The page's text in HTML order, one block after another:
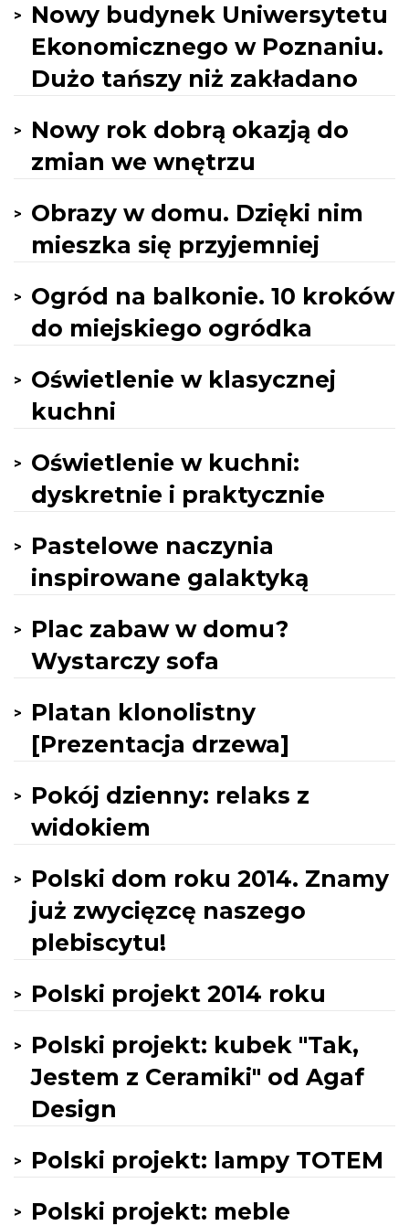
Nowy budynek Uniwersytetu
Ekonomicznego w Poznaniu.
Dużo tańszy niż zakładano
Nowy rok dobrą okazją do
zmian we wnętrzu
Obrazy w domu. Dzięki nim
mieszka się przyjemniej
Ogród na balkonie. 10 kroków
do miejskiego ogródka
Oświetlenie w klasycznej
kuchni
Oświetlenie w kuchni:
dyskretnie i praktycznie
Pastelowe naczynia
inspirowane galaktyką
Plac zabaw w domu?
Wystarczy sofa
Platan klonolistny
[Prezentacja drzewa]
Pokój dzienny: relaks z
widokiem
Polski dom roku 2014. Znamy
już zwycięzcę naszego
plebiscytu!
Polski projekt 2014 roku
Polski projekt: kubek "Tak,
Jestem z Ceramiki" od Agaf
Design
Polski projekt: lampy TOTEM
Polski projekt: meble